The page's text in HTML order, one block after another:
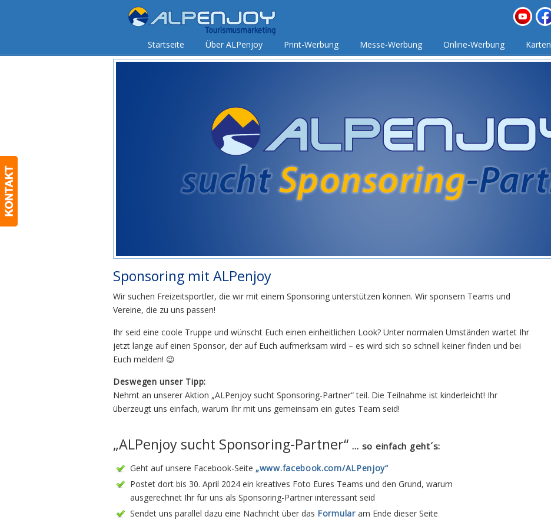
Startseite Über ALPenjoy Print-Werbung Messe-Werbung Online-Werbung Karten
Sponsoring mit ALPenjoy
Wir suchen Freizeitsportler, die wir mit einem Sponsoring unterstützen können. Wir sponsern Teams und
Vereine, die zu uns passen!
Ihr seid eine coole Truppe und wünscht Euch einen einheitlichen Look? Unter normalen Umständen wartet Ihr
jetzt lange auf einen Sponsor, der auf Euch aufmerksam wird – es wird sich so schnell keiner finden und bei
Euch melden! 😉
Deswegen unser Tipp:
Nehmt an unserer Aktion „ALPenjoy sucht Sponsoring-Partner“ teil. Die Teilnahme ist kinderleicht! Ihr
überzeugt uns einfach, warum Ihr mit uns gemeinsam ein gutes Team seid!
„ALPenjoy sucht Sponsoring-Partner“ … so einfach geht´s:
Geht auf unsere Facebook-Seite „www.facebook.com/ALPenjoy“
Postet dort bis 30. April 2024 ein kreatives Foto Eures Teams und den Grund, warum
ausgerechnet Ihr für uns als Sponsoring-Partner interessant seid
Sendet uns parallel dazu eine Nachricht über das Formularam Ende dieser Seite